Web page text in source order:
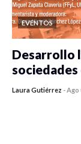
EVENTOS
Desarrollo
sociedades
Laura Gutiérrez -Ago